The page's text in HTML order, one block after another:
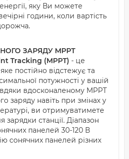
яку Ви можете
години, коли вартість
ЗАРЯДУ MPPT
Tracking (MPPT) - це
постійно відстежує та
потужності у вашій
вдосконаленому MPPT
заряду навіть при змінах у
ви отримуватимете
зарядки станції. Діапазон
панелей 30-120 В
сонячних панелей різних